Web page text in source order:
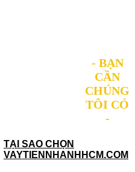
- BẠN
CẦN
CHÚNG
TÔI CÓ
-
TẠI SAO CHỌN
VAYTIENNHANHHCM.COM